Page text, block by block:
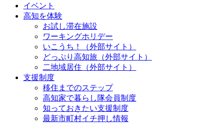
イベント
高知を体験
お試し滞在施設
ワーキングホリデー
いこうち！（外部サイト）
どっぷり高知旅（外部サイト）
二地域居住（外部サイト）
支援制度
移住までのステップ
高知家で暮らし隊会員制度
知っておきたい支援制度
最新市町村イチ押し情報